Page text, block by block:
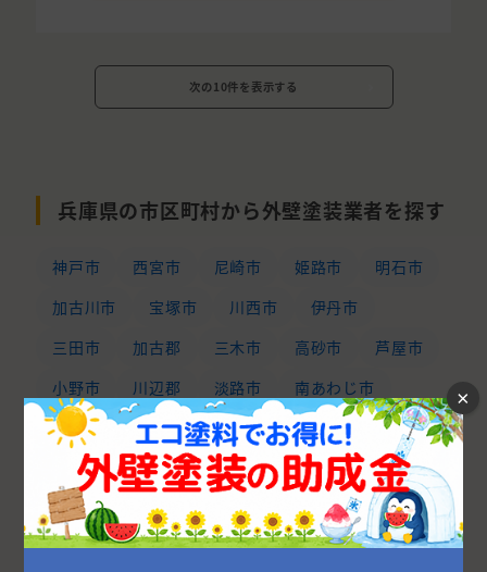
次の10件を表示する
兵庫県の市区町村から外壁塗装業者を探す
神戸市 西宮市 尼崎市 姫路市
明石市
加古川市
宝塚市 川西市
伊丹市
三田市
加古郡 三木市 高砂市
芦屋市
小野市
川辺郡 淡路市
南あわじ市
たつの市
加東市 加西市
丹波市
洲本市
赤穂市 神崎郡
宍粟市
丹波篠山市
揖保郡 相生市
豊岡市
西脇市
赤穂郡 佐用郡 朝来市 養父市
×